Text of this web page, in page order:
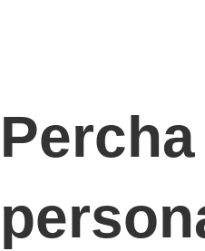
Percha